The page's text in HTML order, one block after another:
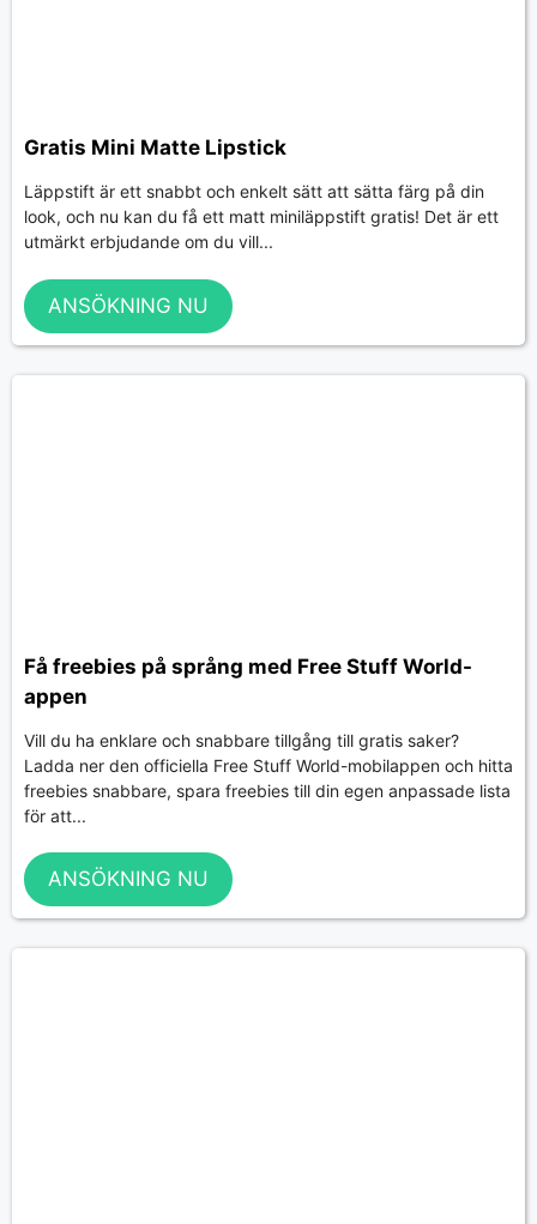
Gratis Mini Matte Lipstick
Läppstift är ett snabbt och enkelt sätt att sätta färg på din
look, och nu kan du få ett matt miniläppstift gratis! Det är ett
utmärkt erbjudande om du vill...
ANSÖKNING NU
Få freebies på språng med Free Stuff World-
appen
Vill du ha enklare och snabbare tillgång till gratis saker?
Ladda ner den officiella Free Stuff World-mobilappen och hitta
freebies snabbare, spara freebies till din egen anpassade lista
för att...
ANSÖKNING NU